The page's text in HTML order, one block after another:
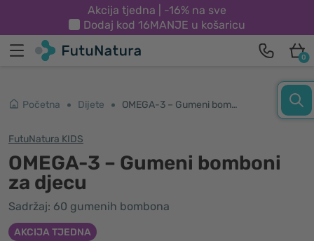
Akcija tjedna | -16% na sve
Dodaj kod 16MANJE u košaricu
0
Početna Dijete OMEGA-3 – Gumeni bomboni za djecu
FutuNatura KIDS
OMEGA-3 – Gumeni bomboni
za djecu
Sadržaj: 60 gumenih bombona
AKCIJA TJEDNA